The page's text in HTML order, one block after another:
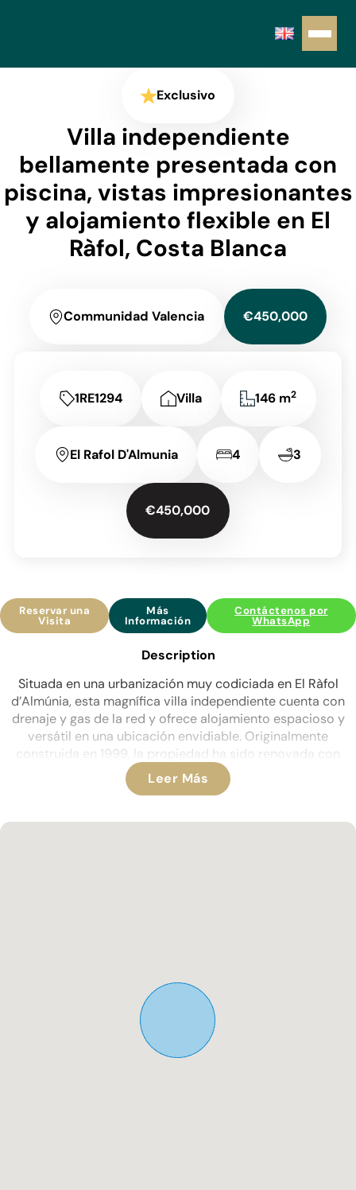
Exclusivo
Villa independiente
bellamente presentada con
piscina, vistas impresionantes
y alojamiento flexible en El
Ràfol, Costa Blanca
Communidad Valencia €450,000
1RE1294 Villa 146 m2
El Rafol D'Almunia 4 3
€450,000
Reservar una
Visita
Más
Información
Contáctenos por
WhatsApp
Description
Situada en una urbanización muy codiciada en El Ràfol
d’Almúnia, esta magnífica villa independiente cuenta con
drenaje y gas de la red y ofrece alojamiento espacioso y
versátil en una ubicación envidiable. Originalmente
construida en 1999, la propiedad ha sido renovada con
buen gusto por los actuales propietarios y se presenta en
excelente estado en todo su lugar.
A nivel de calle, una gran entrada de vehículos ofrece
cuenta con encimeras de material compuesto y
electrodomésticos integrados. También en este nivel hay un
amplio dormitorio doble con armarios empotrados y una
ducha en suite con estilo y elegantemente reformada.
Leer Más